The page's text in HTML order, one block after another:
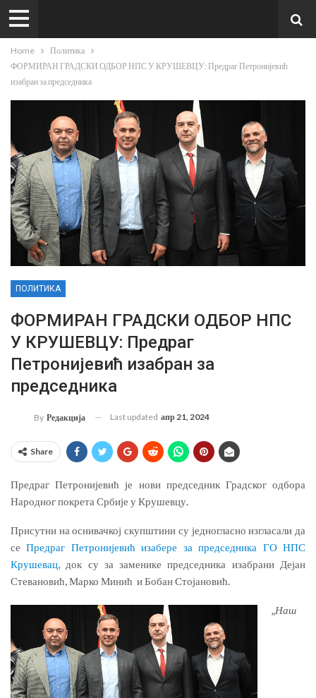
Home
Политика
ФОРМИРАН ГРАДСКИ ОДБОР НПС У КРУШЕВЦУ: Предраг Петронијевић
изабран за председника
ПОЛИТИКА
ФОРМИРАН ГРАДСКИ ОДБОР НПС
У КРУШЕВЦУ: Предраг
Петронијевић изабран за
председника
By Редакција Last updated апр 21, 2024
Share
Предраг Петронијевић је нови председник Градског одбора
Народног покрета Србије у Крушевцу.
Присутни на оснивачкој скупштини су једногласно изгласали да
сеПредраг Петронијевић изабере за председника ГО НПС
Крушевац, док су за заменике председника изабрани Дејан
Стевановић, Марко Минић и Бобан Стојановић.
„Наш